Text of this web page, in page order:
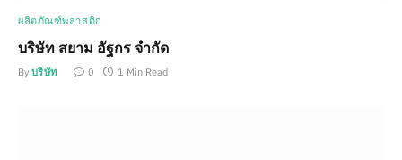
ผลิตภัณฑ์พลาสติก
บริษัท สยาม อัฐกร จำกัด
By บริษัท 0 1 Min Read